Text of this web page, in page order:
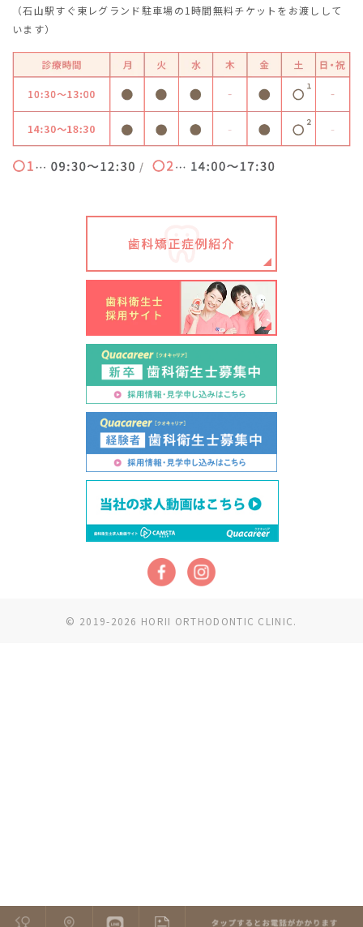
（石山駅すぐ東レグランド駐車場の1時間無料チケットをお渡しして
います）
© 2019-2026 HORII ORTHODONTIC CLINIC.